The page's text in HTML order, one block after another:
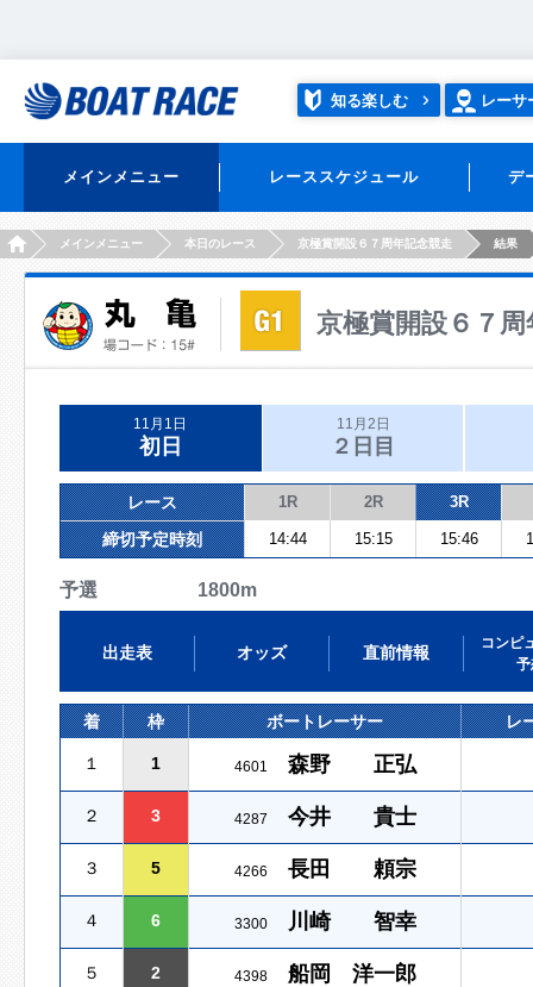
知る楽しむ レーサ
メインメニュー レーススケジュール デ
HOMEメインメニュー 本日のレース 京極賞開設６７周年記念競走 結果
京極賞開設６７
11月1日
初日
11月2日
２日目
レース 1R 2R 3R
締切予定時刻 14:44 15:15 15:46
予選 1800m
出走表 オッズ 直前情報
コンピ
予
着 枠 ボートレーサー レ
１ 1 4601 森野 正弘
２ 3 4287 今井 貴士
３ 5 4266 長田 頼宗
４ 6 3300 川崎 智幸
５ 2 4398 船岡 洋一郎